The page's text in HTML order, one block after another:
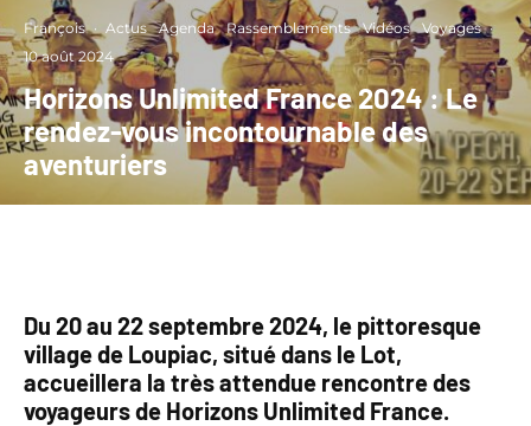
François · Actus Agenda Rassemblements Vidéos Voyages ·
10 août 2024
Horizons Unlimited France 2024 : Le
rendez-vous incontournable des
aventuriers
Du 20 au 22 septembre 2024, le pittoresque
village de Loupiac, situé dans le Lot,
accueillera la très attendue rencontre des
voyageurs de Horizons Unlimited France.